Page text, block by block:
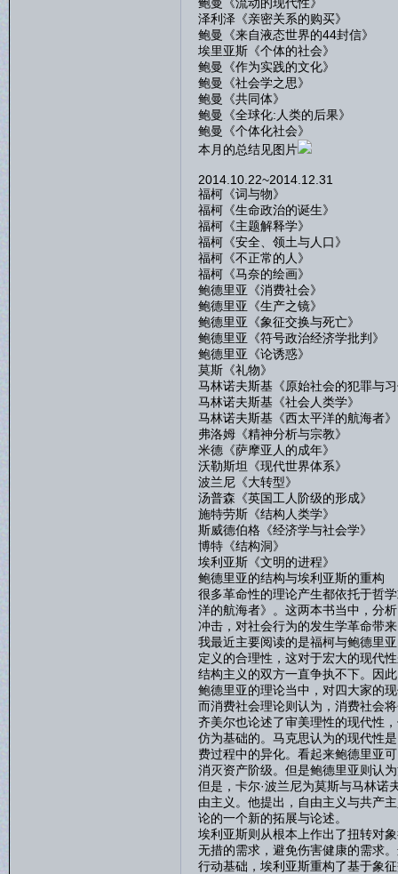
泽利泽《亲密关系的购买》
鲍曼《来自液态世界的44封信》
埃里亚斯《个体的社会》
鲍曼《作为实践的文化》
鲍曼《社会学之思》
鲍曼《共同体》
鲍曼《全球化:人类的后果》
鲍曼《个体化社会》
本月的总结见图片
2014.10.22~2014.12.31
福柯《词与物》
福柯《生命政治的诞生》
福柯《主题解释学》
福柯《安全、领土与人口》
福柯《不正常的人》
福柯《马奈的绘画》
鲍德里亚《消费社会》
鲍德里亚《生产之镜》
鲍德里亚《象征交换与死亡》
鲍德里亚《符号政治经济学批判》
鲍德里亚《论诱惑》
莫斯《礼物》
马林诺夫斯基《原始社会的犯罪与
马林诺夫斯基《社会人类学》
马林诺夫斯基《西太平洋的航海者》
弗洛姆《精神分析与宗教》
米德《萨摩亚人的成年》
沃勒斯坦《现代世界体系》
波兰尼《大转型》
汤普森《英国工人阶级的形成》
施特劳斯《结构人类学》
斯威德伯格《经济学与社会学》
博特《结构洞》
埃利亚斯《文明的进程》
鲍德里亚的结构与埃利亚斯的重构
很多革命性的理论产生都依托于哲
洋的航海者》。这两本书当中，分
冲击，对社会行为的发生学革命带
我最近主要阅读的是福柯与鲍德里
定义的合理性，这对于宏大的现代
结构主义的双方一直争执不下。因
鲍德里亚的理论当中，对四大家的
而消费社会理论则认为，消费社会
齐美尔也论述了审美理性的现代性
仿为基础的。马克思认为的现代性
费过程中的异化。看起来鲍德里亚
消灭资产阶级。但是鲍德里亚则认
但是，卡尔·波兰尼为莫斯与马林诺
由主义。他提出，自由主义与共产
论的一个新的拓展与论述。
埃利亚斯则从根本上作出了扭转对
无措的需求，避免伤害健康的需求
行动基础，埃利亚斯重构了基于象